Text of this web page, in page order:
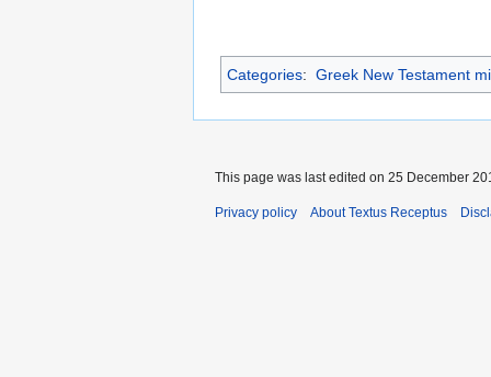
Categories: Greek New Testament
This page was last edited on 25 December
Privacy policy About Textus Receptus